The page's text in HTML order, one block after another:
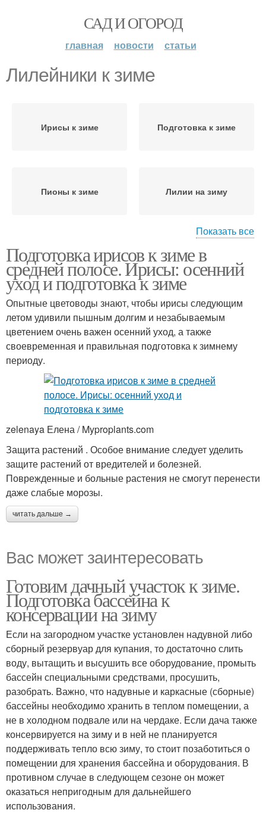
САД И ОГОРОД
главная новости статьи
Лилейники к зиме
Ирисы к зиме Подготовка к зиме
Пионы к зиме Лилии на зиму
Розы к зиме Ириса на зиму
Показать все
Подготовка ирисов к зиме в
средней полосе. Ирисы: осенний
уход и подготовка к зиме
Опытные цветоводы знают, чтобы ирисы следующим
летом удивили пышным долгим и незабываемым
цветением очень важен осенний уход, а также
своевременная и правильная подготовка к зимнему
периоду.
zelenaya Елена / Myproplants.com
Защита растений . Особое внимание следует уделить
защите растений от вредителей и болезней.
Поврежденные и больные растения не смогут перенести
даже слабые морозы.
читать дальше →
Вас может заинтересовать
Готовим дачный участок к зиме.
Подготовка бассейна к
консервации на зиму
Если на загородном участке установлен надувной либо
сборный резервуар для купания, то достаточно слить
воду, вытащить и высушить все оборудование, промыть
бассейн специальными средствами, просушить,
разобрать. Важно, что надувные и каркасные (сборные)
бассейны необходимо хранить в теплом помещении, а
не в холодном подвале или на чердаке. Если дача также
консервируется на зиму и в ней не планируется
поддерживать тепло всю зиму, то стоит позаботиться о
помещении для хранения бассейна и оборудования. В
противном случае в следующем сезоне он может
оказаться непригодным для дальнейшего
использования.